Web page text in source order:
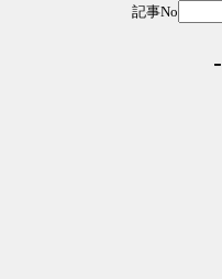
記事No